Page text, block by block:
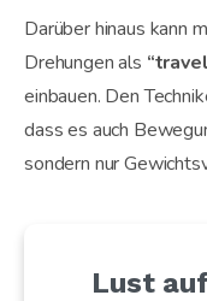
Darüber hinaus kann
Drehungen als
einbauen. Den
dass es auch
sondern nur
Lust